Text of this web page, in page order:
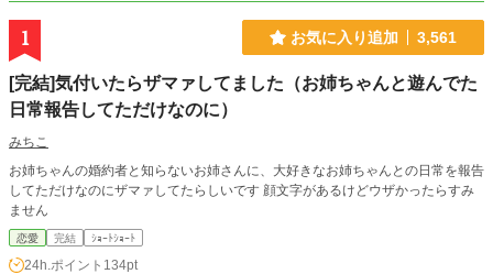
1 お気に入り追加 3,561
[完結]気付いたらザマァしてました（お姉ちゃんと遊んでた
日常報告してただけなのに）
みちこ
お姉ちゃんの婚約者と知らないお姉さんに、大好きなお姉ちゃんとの日常を報告
してただけなのにザマァしてたらしいです 顔文字があるけどウザかったらすみ
ません
恋愛 完結 ｼｮｰﾄｼｮｰﾄ
24h.ポイント 134pt